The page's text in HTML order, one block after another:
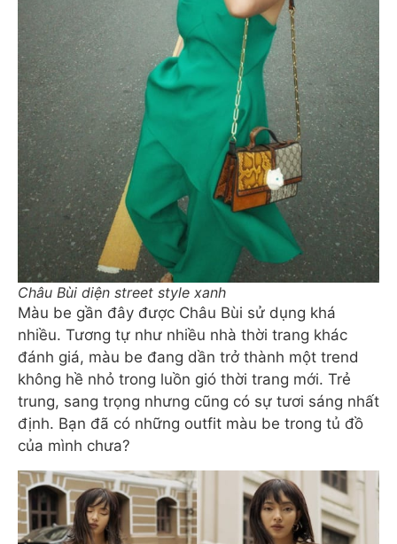
Châu Bùi diện street style xanh
Màu be gần đây được Châu Bùi sử dụng khá
nhiều. Tương tự như nhiều nhà thời trang khác
đánh giá, màu be đang dần trở thành một trend
không hề nhỏ trong luồn gió thời trang mới. Trẻ
trung, sang trọng nhưng cũng có sự tươi sáng nhất
định. Bạn đã có những outfit màu be trong tủ đồ
của mình chưa?